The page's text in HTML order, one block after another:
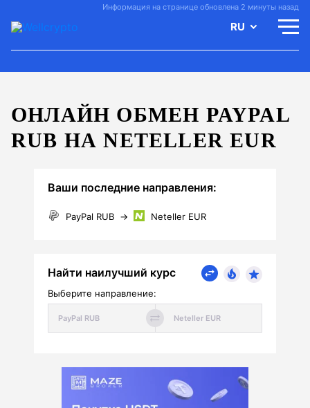
Информация на странице обновлена 2 минуты назад
RU
ОНЛАЙН ОБМЕН PAYPAL
RUB НА NETELLER EUR
Ваши последние направления:
PayPal RUB → Neteller EUR
Найти наилучший курс
Выберите направление: